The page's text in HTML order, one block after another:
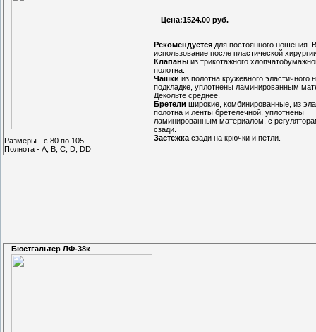
Размеры - с 80 по 105
Полнота - A, B, C, D, DD
Цена:1524.00 руб.
Рекомендуется для постоянного ношения.
использование после пластической
Клапаны из трикотажного
полотна.
Чашки из полотна кружевного эластичного
подкладке, уплотнены ламинированным
Декольте среднее.
Бретели широкие, комбинированные, из
полотна и ленты бретелечной, уплотнены
ламинированным материалом, с
сзади.
Застежка сзади на крючки и петли.
Бюстгальтер ЛФ-38к